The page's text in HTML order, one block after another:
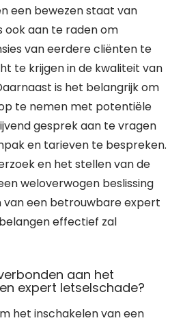
een bewezen staat van
ook aan te raden om
van eerdere cliënten te
te krijgen in de kwaliteit van
is het belangrijk om
te nemen met potentiële
gesprek aan te vragen
en tarieven te bespreken.
en het stellen van de
weloverwogen beslissing
van een betrouwbare expert
effectief zal
aan het
expert letselschade?
het inschakelen van een